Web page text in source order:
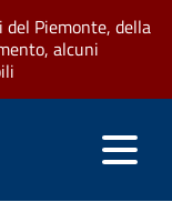
del Piemonte, della
alcuni